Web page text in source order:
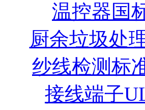
温控器国
厨余垃圾处
纱线检测标
接线端子